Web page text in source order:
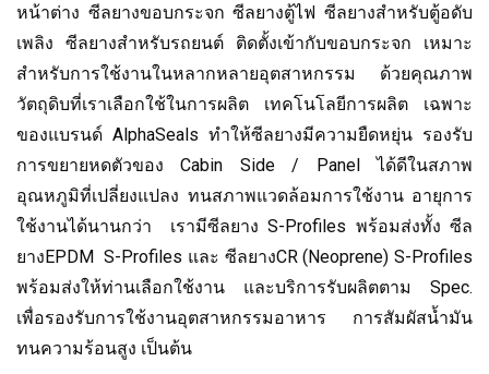
หน้าต่าง ซีลยางขอบกระจก ซีลยางตู้ไฟ ซีลยางสำหรับตู้อดับ
เพลิง ซีลยางสำหรับรถยนต์ ติดตั้งเข้ากับขอบกระจก เหมาะ
สำหรับการใช้งานในหลากหลายอุตสาหกรรม ด้วยคุณภาพ
วัตถุดิบที่เราเลือกใช้ในการผลิต เทคโนโลยีการผลิต เฉพาะ
ของแบรนด์ AlphaSeals ทำให้ซีลยางมีความยืดหยุ่น รองรับ
การขยายหดตัวของ Cabin Side / Panel ได้ดีในสภาพ
อุณหภูมิที่เปลี่ยงแปลง ทนสภาพแวดล้อมการใช้งาน อายุการ
ใช้งานได้นานกว่า เรามีซีลยาง S-Profiles พร้อมส่งทั้ง ซีล
ยางEPDM S-Profiles และ ซีลยางCR (Neoprene) S-Profiles
พร้อมส่งให้ท่านเลือกใช้งาน และบริการรับผลิตตาม Spec.
เพื่อรองรับการใช้งานอุตสาหกรรมอาหาร การสัมผัสน้ำมัน
ทนความร้อนสูง เป็นต้น